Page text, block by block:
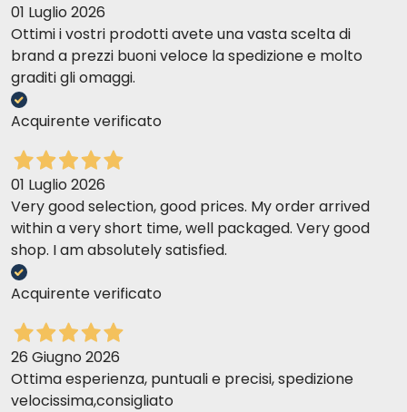
01 Luglio 2026
Ottimi i vostri prodotti avete una vasta scelta di
brand a prezzi buoni veloce la spedizione e molto
graditi gli omaggi.
Acquirente verificato
01 Luglio 2026
Very good selection, good prices. My order arrived
within a very short time, well packaged. Very good
shop. I am absolutely satisfied.
Acquirente verificato
26 Giugno 2026
Ottima esperienza, puntuali e precisi, spedizione
velocissima,consigliato